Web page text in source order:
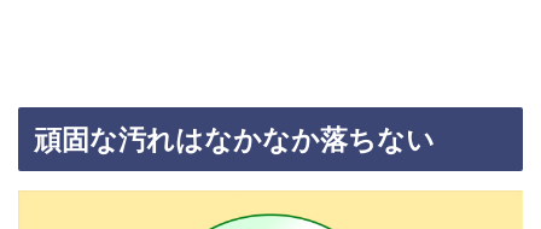
頑固な汚れはなかなか落ちない